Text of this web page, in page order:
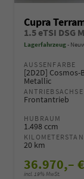
Cupra
Lagerfahrzeug
AUSSENFARBE
[2D2D] Cosmos-
Metallic
ANTRIEBSACHSE
Frontantrieb
HUBRAUM
1.498 ccm
20 km
36.970,– €
incl. 19% MwSt.